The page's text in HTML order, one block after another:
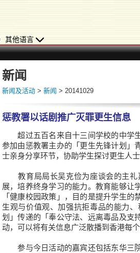
其他语言
新闻
新闻及活动 > 新闻 > 20141029
惩教署以话剧推广灭罪更生信息
超过五百名来自十三间学校的中学生
参加由惩教署主办的「更生先锋计划」
士亲身分享环节，协助学生探讨更生人
教育局局长吴克俭为座谈会的主礼
展，培养终身学习的能力。教育能够让
「健康校园政策」，目的是提升学生
生观与价值观、加强抗拒毒品的能力
划」传递的「奉公守法、远离毒品及支
动，可以将有关信息广泛散播到香港每
参与今日活动的嘉宾还包括东华三院